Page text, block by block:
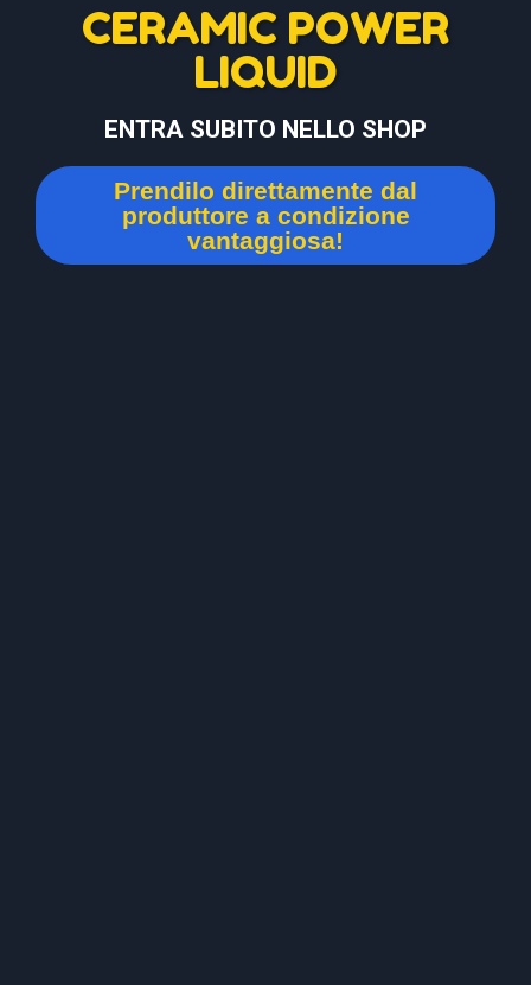
CERAMIC POWER
LIQUID
ENTRA SUBITO NELLO SHOP
Prendilo direttamente dal
produttore a condizione
vantaggiosa!